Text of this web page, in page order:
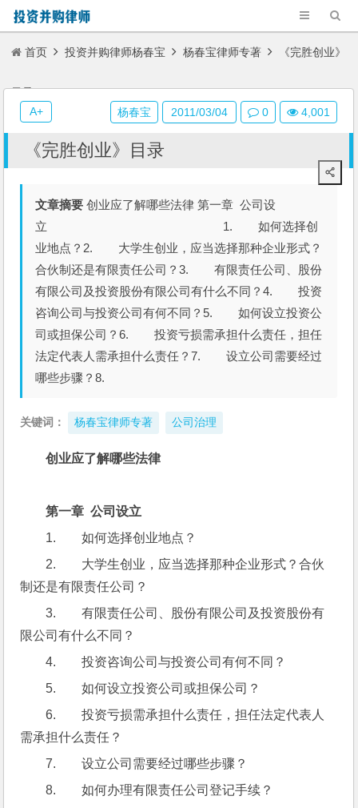
首页 投资并购律师杨春宝 杨春宝律师专著 《完胜创业》
目录
《完胜创业》目录
文章摘要 创业应了解哪些法律 第一章 公司设
立 1. 如何选择创
业地点？2. 大学生创业，应当选择那种企业形式？
合伙制还是有限责任公司？3. 有限责任公司、股份
有限公司及投资股份有限公司有什么不同？4. 投资
咨询公司与投资公司有何不同？5. 如何设立投资公
司或担保公司？6. 投资亏损需承担什么责任，担任
法定代表人需承担什么责任？7. 设立公司需要经过
哪些步骤？8.
关键词： 杨春宝律师专著 公司治理
创业应了解哪些法律
第一章  公司设立
1.        如何选择创业地点？
2.        大学生创业，应当选择那种企业形式？合伙
制还是有限责任公司？
3.        有限责任公司、股份有限公司及投资股份有
限公司有什么不同？
4.        投资咨询公司与投资公司有何不同？
5.        如何设立投资公司或担保公司？
6.        投资亏损需承担什么责任，担任法定代表人
需承担什么责任？
7.        设立公司需要经过哪些步骤？
8.        如何办理有限责任公司登记手续？
杨春宝 2011/03/04 0 4,001
A+